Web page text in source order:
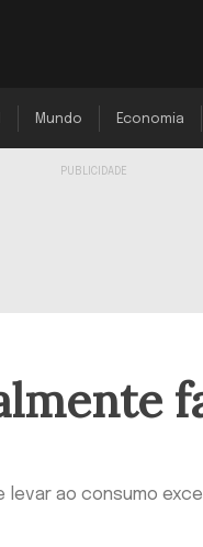
Mundo Economia
ao consumo